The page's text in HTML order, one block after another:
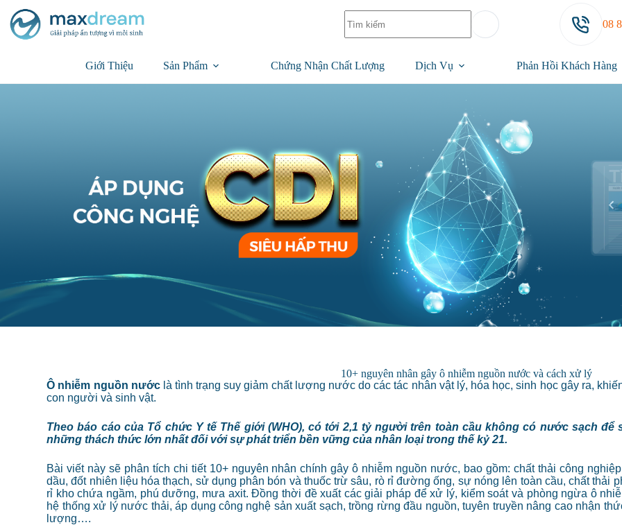
08
Giới Thiệu Sản Phẩm Chứng Nhận Chất Lượng Dịch Vụ Phản Hồi Khách Hàng
10+ nguyên nhân gây ô nhiễm nguồn nước và cách xử lý
Ô nhiễm nguồn nướclà tình trạng suy giảm chất lượng nước do các tác nhân vật lý, hóa học, sinh học gây ra,
con người và sinh vật.
Theo báo cáo của Tổ chức Y tế Thế giới (WHO), có tới 2,1 tỷ người trên toàn cầu không có nước sạch
những thách thức lớn nhất đối với sự phát triển bền vững của nhân loại trong thế kỷ 21.
Bài viết này sẽ phân tích chi tiết 10+ nguyên nhân chính gây ô nhiễm nguồn nước, bao gồm: chất thải công
dầu, đốt nhiên liệu hóa thạch, sử dụng phân bón và thuốc trừ sâu, rò rỉ đường ống, sự nóng lên toàn cầu, chất thải
rỉ kho chứa ngầm, phú dưỡng, mưa axit. Đồng thời đề xuất các giải pháp để xử lý, kiểm soát và phòng ngừa ô
hệ thống xử lý nước thải, áp dụng công nghệ sản xuất sạch, trồng rừng đầu nguồn, tuyên truyền nâng cao nhận
lượng….